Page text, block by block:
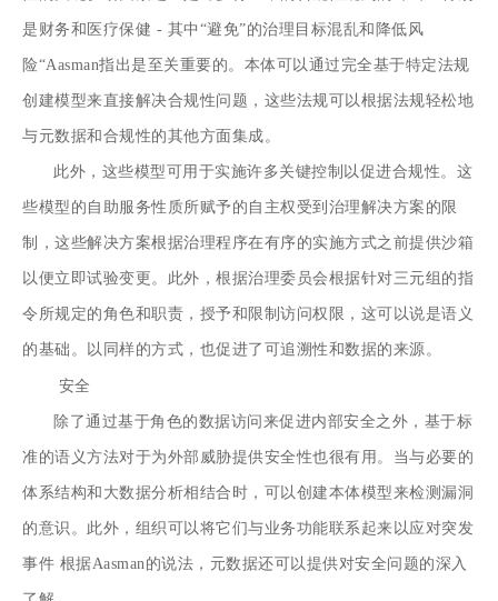
是财务和医疗保健 - 其中“避免”的治理目标混乱和降低风
险“Aasman指出是至关重要的。本体可以通过完全基于特定法规
创建模型来直接解决合规性问题，这些法规可以根据法规轻松地
与元数据和合规性的其他方面集成。
此外，这些模型可用于实施许多关键控制以促进合规性。这
些模型的自助服务性质所赋予的自主权受到治理解决方案的限
制，这些解决方案根据治理程序在有序的实施方式之前提供沙箱
以便立即试验变更。此外，根据治理委员会根据针对三元组的指
令所规定的角色和职责，授予和限制访问权限，这可以说是语义
的基础。以同样的方式，也促进了可追溯性和数据的来源。
安全
除了通过基于角色的数据访问来促进内部安全之外，基于标
准的语义方法对于为外部威胁提供安全性也很有用。当与必要的
体系结构和大数据分析相结合时，可以创建本体模型来检测漏洞
的意识。此外，组织可以将它们与业务功能联系起来以应对突发
事件 根据Aasman的说法，元数据还可以提供对安全问题的深入